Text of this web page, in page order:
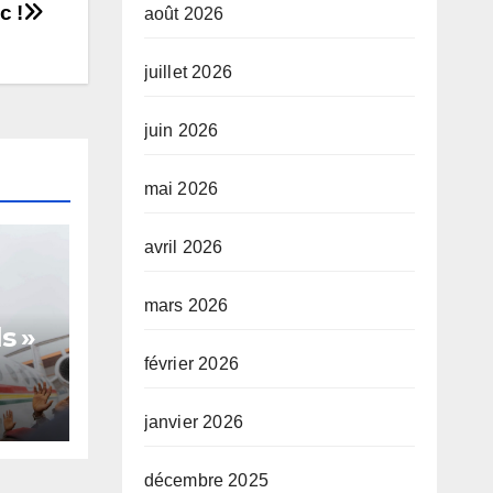
!
»
août 2026
juillet 2026
juin 2026
mai 2026
avril 2026
mars 2026
février 2026
janvier 2026
décembre 2025